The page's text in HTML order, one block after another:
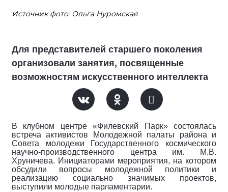
Источник фото: Ольга Нуромская
Для представителей старшего поколения
организовали занятия, посвященные
возможностям искусственного интеллекта
В клубном центре «Филевский Парк» состоялась
встреча активистов Молодежной палаты района и
Совета молодежи Государственного космического
научно-производственного центра им. М.В.
Хруничева. Инициаторами мероприятия, на котором
обсудили вопросы молодежной политики и
реализацию социально значимых проектов,
выступили молодые парламентарии.